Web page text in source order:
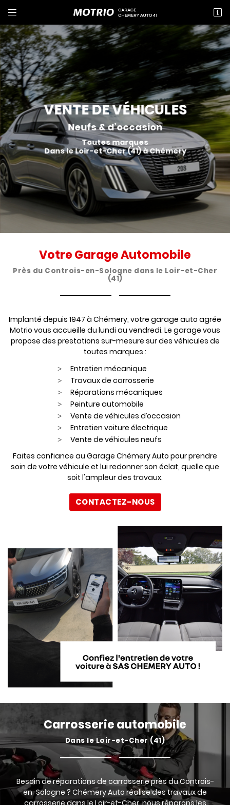
 
41700 CHEMERY
02 54 71 80 06
 Adresse email de réception
 Recopier le code ci-contre
Rafraîchir le captcha
En cochant cette case, vous consentez à recevoir nos propositions
commerciales à l'adresse email indiqué ci-dessus. Vous pouvez vous
INSCRIPTION
VENTE DE VÉHICULES
Neufs & d’occasion
Toutes marques
Dans le Loir-et-Cher (41) à Chémery
Votre Garage Automobile
Près du Controis-en-Sologne dans le Loir-et-Cher
(41)
Implanté depuis 1947 à Chémery, votre garage auto agrée
Motrio vous accueille du lundi au vendredi. Le garage vous
propose des prestations sur-mesure sur des véhicules de
toutes marques :
Entretien mécanique
Travaux de carrosserie
Réparations mécaniques
Peinture automobile
Vente de véhicules d’occasion
Entretien voiture électrique
Vente de véhicules neufs
Faites confiance au Garage Chémery Auto pour prendre
soin de votre véhicule et lui redonner son éclat, quelle que
soit l'ampleur des travaux.
CONTACTEZ-NOUS
Carrosserie automobile
Dans le Loir-et-Cher (41)
Besoin de réparations de carrosserie près du Controis-
en-Sologne ? Chémery Auto réalise des travaux de